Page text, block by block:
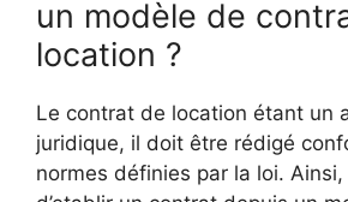
un modèle de
location ?
Le contrat de location étant un
juridique, il doit être rédigé
normes définies par la loi.